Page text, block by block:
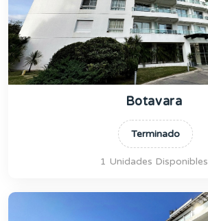
Botavara
Terminado
1 Unidades Disponibles